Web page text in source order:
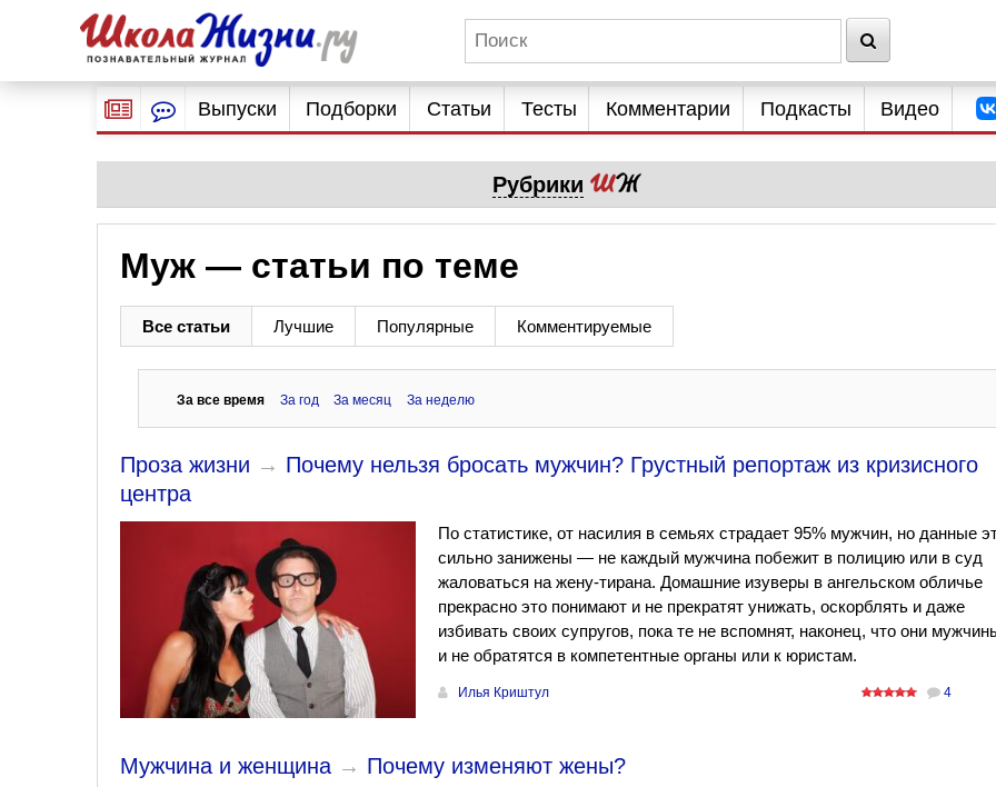
Выпуски Подборки Статьи Тесты Комментарии Подкасты Видео
Рубрики
Муж — статьи по теме
Все статьи Лучшие Популярные Комментируемые
За все время За год За месяц За неделю
Проза жизни → Почему нельзя бросать мужчин? Грустный репортаж из кризисного
центра
По статистике, от насилия в семьях страдает 95% мужчин, но данные
сильно занижены — не каждый мужчина побежит в полицию или в суд
жаловаться на жену-тирана. Домашние изуверы в ангельском обличье
прекрасно это понимают и не прекратят унижать, оскорблять и даже
избивать своих супругов, пока те не вспомнят, наконец, что они
и не обратятся в компетентные органы или к юристам.
Илья Криштул 4
Мужчина и женщина → Почему изменяют жены?